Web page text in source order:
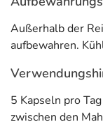
pro medico GmbH
Baseler Str. 46
Allergene) sind
hinterlegt. (oben)
Außerhalb der
aufbewahren.
5 Kapseln pro
zwischen den